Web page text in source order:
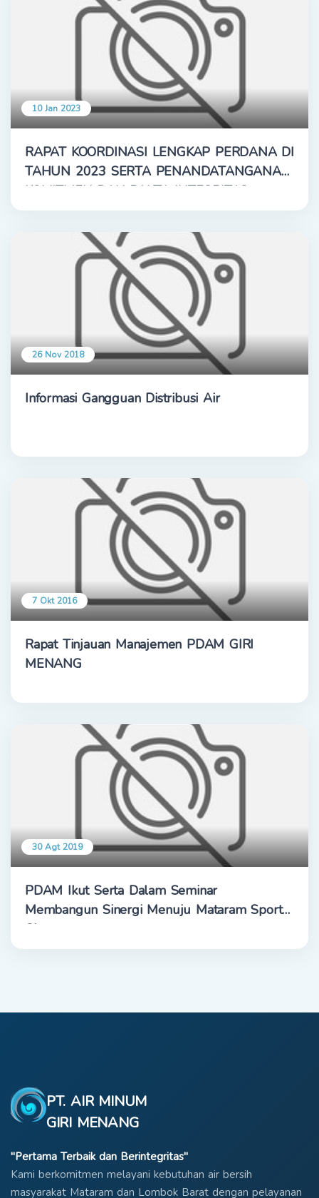
10 Jan 2023
RAPAT KOORDINASI LENGKAP PERDANA DI
TAHUN 2023 SERTA PENANDATANGANAN
KOMITMEN DAN PAKTA INTEGRITAS
26 Nov 2018
Informasi Gangguan Distribusi Air
7 Okt 2016
Rapat Tinjauan Manajemen PDAM GIRI
MENANG
30 Agt 2019
PDAM Ikut Serta Dalam Seminar
Membangun Sinergi Menuju Mataram Sport
City
PT. AIR MINUM
GIRI MENANG
"Pertama Terbaik dan Berintegritas"
Kami berkomitmen melayani kebutuhan air bersih
masyarakat Mataram dan Lombok Barat dengan pelayanan